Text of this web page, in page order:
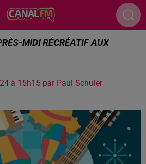
MIDI RÉCRÉATIF AUX
à 15h15 par Paul Schuler